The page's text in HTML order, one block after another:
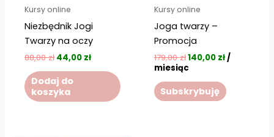
Kursy online
Niezbędnik Jogi
Twarzy na oczy
88,00zł 44,00 zł
Dodaj do
koszyka
Kursy online
Joga twarzy –
Promocja
179,00zł140,00 zł/
miesiąc
Subskrybuję